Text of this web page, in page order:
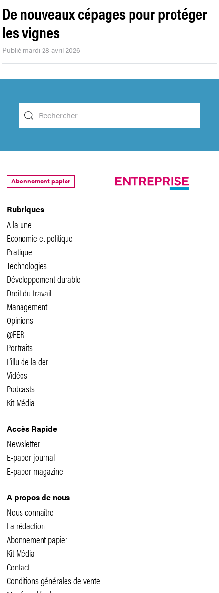
De nouveaux cépages pour protéger
les vignes
Publié mardi 28 avril 2026
Rubriques
A la une
Economie et politique
Pratique
Technologies
Développement durable
Droit du travail
Management
Opinions
@FER
Portraits
L'illu de la der
Vidéos
Podcasts
Kit Média
Accès Rapide
Newsletter
E-paper journal
E-paper magazine
A propos de nous
Nous connaître
La rédaction
Abonnement papier
Kit Média
Contact
Conditions générales de vente
Abonnement papier